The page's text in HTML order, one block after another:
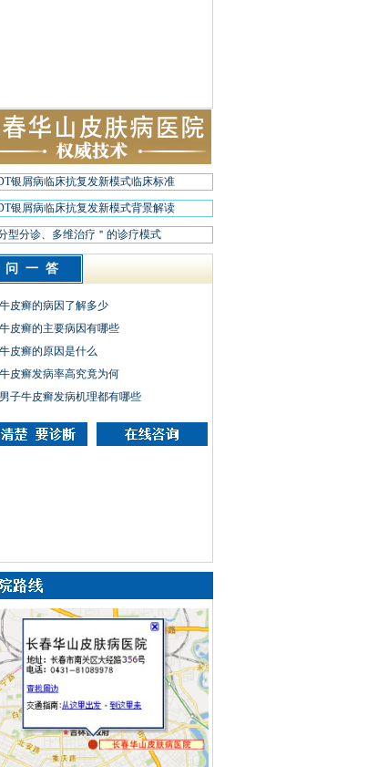
问一答
牛皮癣的病因了解多少
牛皮癣的主要病因有哪些
牛皮癣的原因是什么
牛皮癣发病率高究竟为何
男子牛皮癣发病机理都有哪些